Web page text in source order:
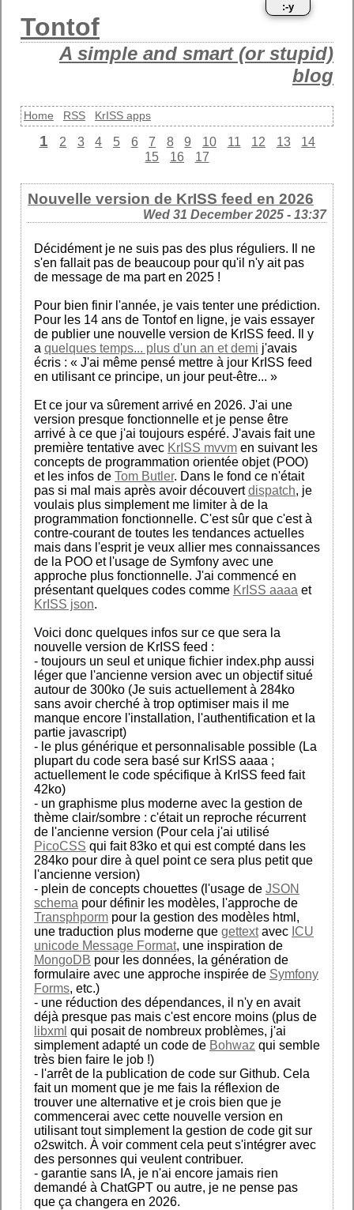
Tontof
A simple and smart (or stupid)
blog
Home RSS KrISS apps
:-y
1 2 3 4 5 6 7 8 9 10 11 12 13
14
15
16 17
Nouvelle version de KrISS feed en 2026
Wed 31 December 2025 - 13:37
Décidément je ne suis pas des plus réguliers. Il ne
s'en fallait pas de beaucoup pour qu'il n'y ait pas
de message de ma part en 2025 !
Pour bien finir l'année, je vais tenter une prédiction.
Pour les 14 ans de Tontof en ligne, je vais essayer
de publier une nouvelle version de KrISS feed. Il y
a quelques temps... plus d'un an et demi j'avais
écris : « J'ai même pensé mettre à jour KrISS feed
en utilisant ce principe, un jour peut-être... »
Et ce jour va sûrement arrivé en 2026. J'ai une
version presque fonctionnelle et je pense être
arrivé à ce que j'ai toujours espéré. J'avais fait une
première tentative avec KrISS mvvm en suivant les
concepts de programmation orientée objet (POO)
et les infos de Tom Butler. Dans le fond ce n'était
pas si mal mais après avoir découvertdispatch, je
voulais plus simplement me limiter à de la
programmation fonctionnelle. C'est sûr que c'est à
contre-courant de toutes les tendances actuelles
mais dans l'esprit je veux allier mes connaissances
de la POO et l'usage de Symfony avec une
approche plus fonctionnelle. J'ai commencé en
présentant quelques codes comme KrISS aaaa et
KrISS json.
Voici donc quelques infos sur ce que sera la
nouvelle version de KrISS feed :
- toujours un seul et unique fichier index.php aussi
léger que l'ancienne version avec un objectif situé
autour de 300ko (Je suis actuellement à 284ko
sans avoir cherché à trop optimiser mais il me
manque encore l'installation, l'authentification et la
partie javascript)
- le plus générique et personnalisable possible (La
plupart du code sera basé sur KrISS aaaa ;
actuellement le code spécifique à KrISS feed fait
42ko)
- un graphisme plus moderne avec la gestion de
thème clair/sombre : c'était un reproche récurrent
de l'ancienne version (Pour cela j'ai utilisé
PicoCSS qui fait 83ko et qui est compté dans les
284ko pour dire à quel point ce sera plus petit que
l'ancienne version)
- plein de concepts chouettes (l'usage de JSON
schema pour définir les modèles, l'approche de
Transphporm pour la gestion des modèles html,
une traduction plus moderne que gettextavec ICU
unicode Message Format, une inspiration de
MongoDB pour les données, la génération de
formulaire avec une approche inspirée de Symfony
Forms, etc.)
- une réduction des dépendances, il n'y en avait
déjà presque pas mais c'est encore moins (plus de
libxml qui posait de nombreux problèmes, j'ai
simplement adapté un code de Bohwaz qui semble
très bien faire le job !)
- l'arrêt de la publication de code sur Github. Cela
fait un moment que je me fais la réflexion de
trouver une alternative et je crois bien que je
commencerai avec cette nouvelle version en
utilisant tout simplement la gestion de code git sur
o2switch. À voir comment cela peut s'intégrer avec
des personnes qui veulent contribuer.
- garantie sans IA, je n'ai encore jamais rien
demandé à ChatGPT ou autre, je ne pense pas
que ça changera en 2026.